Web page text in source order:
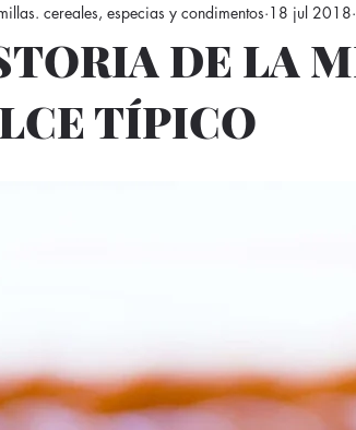
DE LA
TÍPICO
cereales, especias y condimentos 18 jul 2018